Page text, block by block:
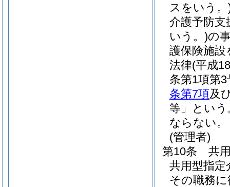
スをいう。
介護予防支
いう。)の
護保険施設
法律(平成
条第1項第
条第7項及
等」という
ならない。
(管理者)
第10条
共
共用型指定
その職務